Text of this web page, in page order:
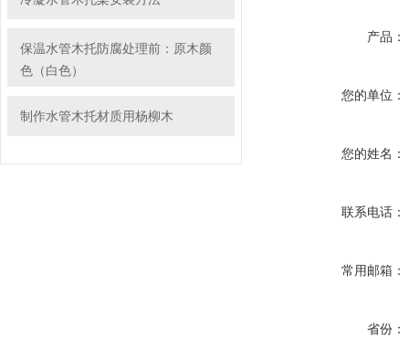
保温水管木托防腐处理前：原木颜
色（白色）
制作水管木托材质用杨柳木
产品：
您的单位：
您的姓名：
联系电话：
常用邮箱：
省份：